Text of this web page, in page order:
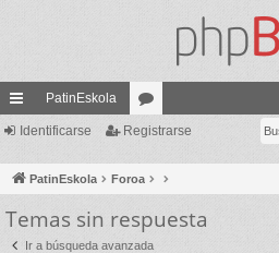
nl
ac
es
rá
PatinEskola
or
os
Identificarse Registrarse
PatinEskola Foroa
Temas sin respuesta
Ir a búsqueda avanzada